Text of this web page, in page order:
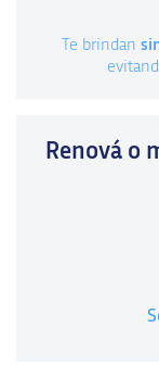
Te brindan
Renová o